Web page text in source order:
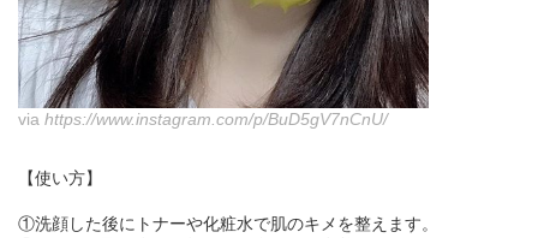
via https://www.instagram.com/p/BuD5gV7nCnU/
【使い方】
①洗顔した後にトナーや化粧水で肌のキメを整えます。